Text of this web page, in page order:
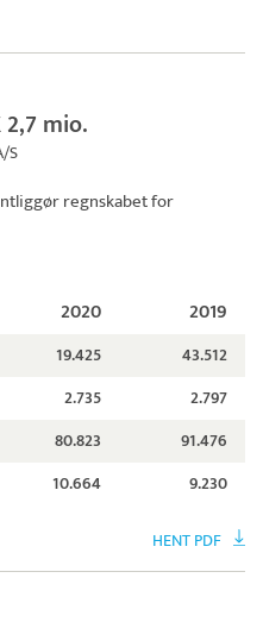
mio.
S
regnskabet for
2020 2019
19.425
43.512
2.735
2.797
80.823
91.476
10.664 9.230
HENT PDF